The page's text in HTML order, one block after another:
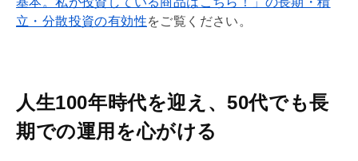
立・分散投資の有効性をご覧ください。
人生100年時代を迎え、50代でも長
期での運用を心がける